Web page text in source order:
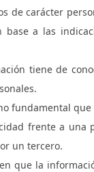
de carácter
a las
tiene de
fundamental
frente a una
un tercero.
que la